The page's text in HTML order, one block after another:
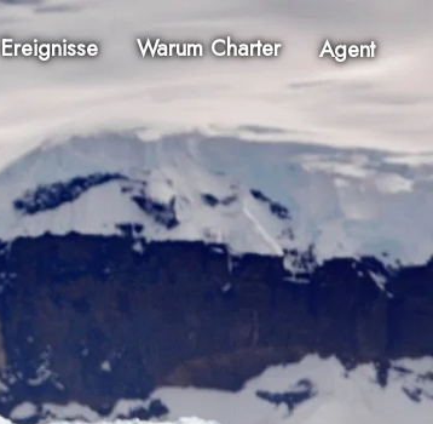
Ereignisse Warum Charter Agent